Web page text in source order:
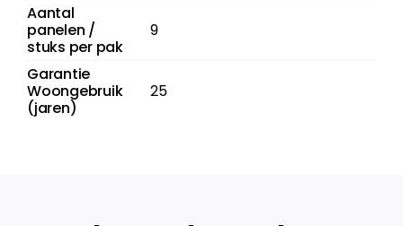
Aantal
panelen /
stuks per pak
9
Garantie
Woongebruik
(jaren)
25